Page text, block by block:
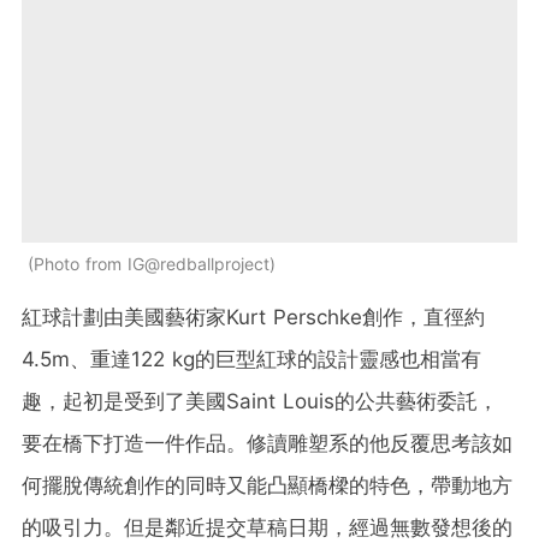
Photo from IG@redballproject
紅球計劃由美國藝術家Kurt Perschke創作，直徑約
4.5m、重達122 kg的巨型紅球的設計靈感也相當有
趣，起初是受到了美國Saint Louis的公共藝術委託，
要在橋下打造一件作品。修讀雕塑系的他反覆思考該如
何擺脫傳統創作的同時又能凸顯橋樑的特色，帶動地方
的吸引力。但是鄰近提交草稿日期，經過無數發想後的